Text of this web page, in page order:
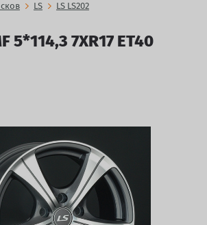
LS LS LS202
5*114,3 7XR17 ET40